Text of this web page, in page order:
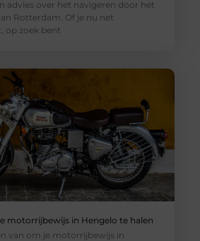
advies over het navigeren door het
Rotterdam. Of je nu net
op zoek bent
motorrijbewijs in Hengelo te halen
van om je motorrijbewijs in